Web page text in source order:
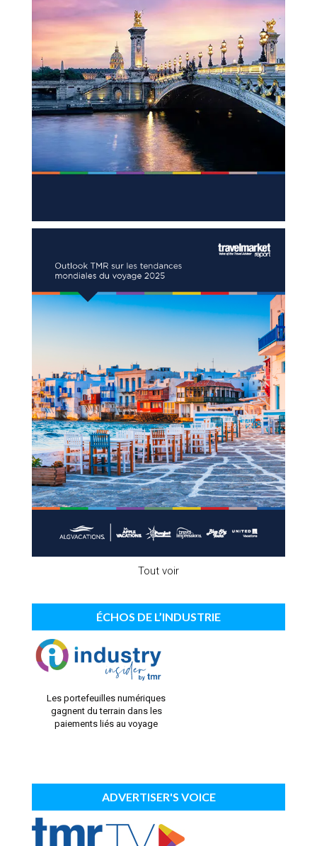
Tout voir
ÉCHOS DE L’INDUSTRIE
Les portefeuilles numériques
gagnent du terrain dans les
paiements liés au voyage
ADVERTISER'S VOICE